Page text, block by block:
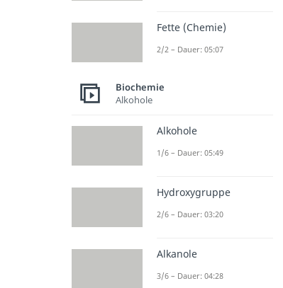
Fette (Chemie)
2/2 – Dauer: 05:07
Biochemie
Alkohole
Alkohole
1/6 – Dauer: 05:49
Hydroxygruppe
2/6 – Dauer: 03:20
Alkanole
3/6 – Dauer: 04:28